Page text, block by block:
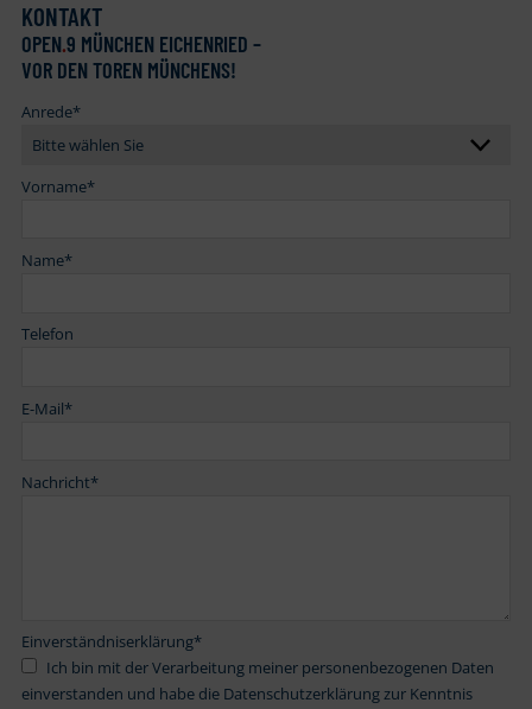
KONTAKT
OPEN.9 MÜNCHEN EICHENRIED –
VOR DEN TOREN MÜNCHENS!
Anrede*
Vorname*
Name*
Telefon
E-Mail*
Nachricht*
Einverständniserklärung*
einverstanden und habe die Datenschutzerklärung zur Kenntnis